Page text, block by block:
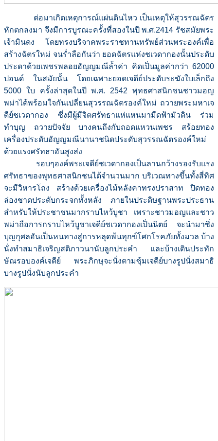
ต่อมาเกิดเหตุการณ์แผ่นดินไหว เป็นเหตุให้สุวรรณฉัตร
หักตกลงมา จึงมีการบูรณะครั้งที่สองในปี พ.ศ.2414 รัชสมัยพระ
เจ้ามินดง โดยทรงบริจาคพระราชทานทรัพย์ส่วนพระองค์เพื่อ
สร้างฉัตรใหม่ จนร่ำลือกันว่า ยอดฉัตรแห่งชเวดากองนั้นประดับ
ประดาด้วยเพชรพลอยอัญญมณีล้ำค่า คิดเป็นมูลค่ากว่า 62000
ปอนด์ ในสมัยนั้น โดยเฉพาะยอดเจดีย์ประดับระฆังใบเล็กถึง
5000 ใบ ครั้งล่าสุดในปี พ.ศ. 2542 พุทธศาสนิกชนชาวมอญ
พม่าได้พร้อมใจกันเปลี่ยนสุวรรณฉัตรองค์ใหม่ ถวายพระมหาเจ
ดีย์ชเวดากอง ซึ่งมีผู้มีจิตศรัทธาแห่แหนมามืดฟ้ามัวดิน ร่วม
ทำบุญ ถวายปัจจัย บางคนถึงกับถอดแหวนเพชร สร้อยทอง
เครื่องประดับอัญญมณีนานาชนิดประดับสุวรรณฉัตรองค์ใหม่
ด้วยแรงศรัทธาอันสูงส่ง
รอบๆองค์พระเจดีย์ชเวดากองเป็นลานกว้างรองรับแรง
ศรัทธาของพุทธศาสนิกชนได้จำนวนมาก บริเวณทางขึ้นทั้งสี่ทิศ
จะมีวิหารโถง สร้างด้วยเครื่องไม้หลังคาทรงปราสาท ปิดทอง
ล่องชาดประดับกระจกทั้งหลัง ภายในประดิษฐานพระประธาน
สำหรับให้ประชาชนมากราบไหว้บูชา เพราะชาวมอญและชาว
พม่าถือการกราบไหว้บูชาเจดีย์ชเวดากองเป็นนิตย์ จะนำมาซึ่ง
บุญกุศลอันเป็นหนทางสู่การหลุดพ้นทุกข์โศกโรคภัยทั้งมวล บ้าง
นั่งทำสมาธิเจริญสติภาวนานับลูกประคำ และบ้างเดินประทัก
ษัณรอบองค์เจดีย์ พระภิกษุจะนั่งตามซุ้มเจดีย์บางรูปนั่งสมาธิ
บางรูปนั่งนับลูกประคำ